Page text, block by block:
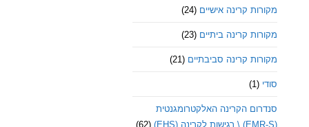
מקורות קרינה אישיים (24)
מקורות קרינה ביתיים (23)
מקורות קרינה סביבתיים (21)
סודי (1)
סנדרום הקרינה האלקטרומגנטית
(EMR-S) \ רגישות לקרינה (EHS)
(62)